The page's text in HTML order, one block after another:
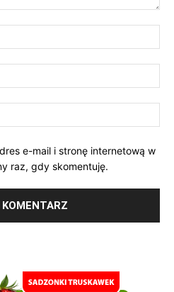
e-mail i stronę internetową w
raz, gdy skomentuję.